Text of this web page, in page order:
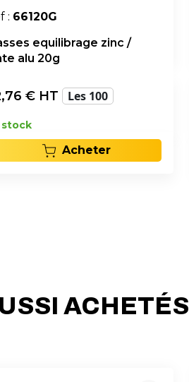
: 66120G
equilibrage zinc /
alu 20g
€ HT Les 100
stock
Acheter
ACHETÉS